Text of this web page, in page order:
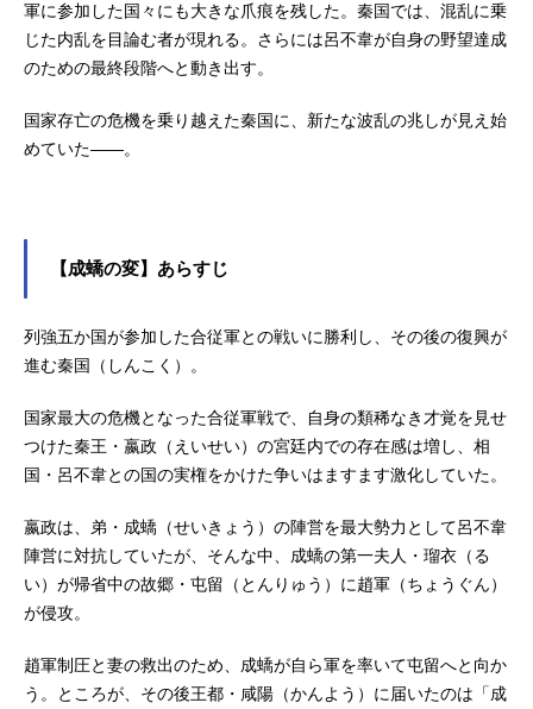
軍に参加した国々にも大きな爪痕を残した。秦国では、混乱に乗
じた内乱を目論む者が現れる。さらには呂不韋が自身の野望達成
のための最終段階へと動き出す。
国家存亡の危機を乗り越えた秦国に、新たな波乱の兆しが見え始
めていた――。
【成蟜の変】あらすじ
列強五か国が参加した合従軍との戦いに勝利し、その後の復興が
進む秦国（しんこく）。
国家最大の危機となった合従軍戦で、自身の類稀なき才覚を見せ
つけた秦王・嬴政（えいせい）の宮廷内での存在感は増し、相
国・呂不韋との国の実権をかけた争いはますます激化していた。
嬴政は、弟・成蟜（せいきょう）の陣営を最大勢力として呂不韋
陣営に対抗していたが、そんな中、成蟜の第一夫人・瑠衣（る
い）が帰省中の故郷・屯留（とんりゅう）に趙軍（ちょうぐん）
が侵攻。
趙軍制圧と妻の救出のため、成蟜が自ら軍を率いて屯留へと向か
う。ところが、その後王都・咸陽（かんよう）に届いたのは「成